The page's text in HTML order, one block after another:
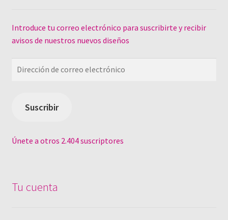
Introduce tu correo electrónico para suscribirte y recibir
avisos de nuestros nuevos diseños
Dirección
electrónico
Suscribir
Únete a otros 2.404 suscriptores
Tu cuenta